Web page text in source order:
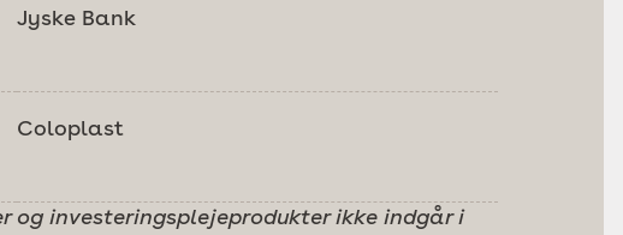
Jyske Bank
Coloplast
investeringsplejeprodukter ikke indgår i